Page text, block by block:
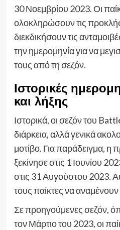
30 Νοεμβρίου 2023. Οι
ολοκληρώσουν τις
διεκδικήσουν τις
την ημερομηνία για να
τους από τη σεζόν.
Ιστορικές
και λήξης
Ιστορικά, οι σεζόν του
διάρκεια, αλλά γενικά
μοτίβο. Για παράδειγμα, η
ξεκίνησε στις 1 Ιουνίου
στις 31 Αυγούστου 2023.
τους παίκτες να αναμένουν
Σε προηγούμενες σεζόν,
τον Μάρτιο του 2023, οι